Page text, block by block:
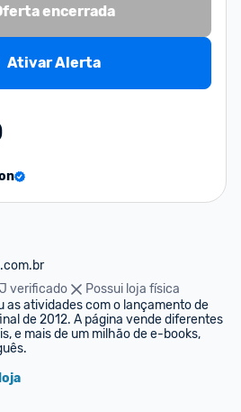
encerrada
Ativar Alerta
verificado
Possui loja física
as atividades com o lançamento de
de 2012. A página vende diferentes
e mais de um milhão de e-books,